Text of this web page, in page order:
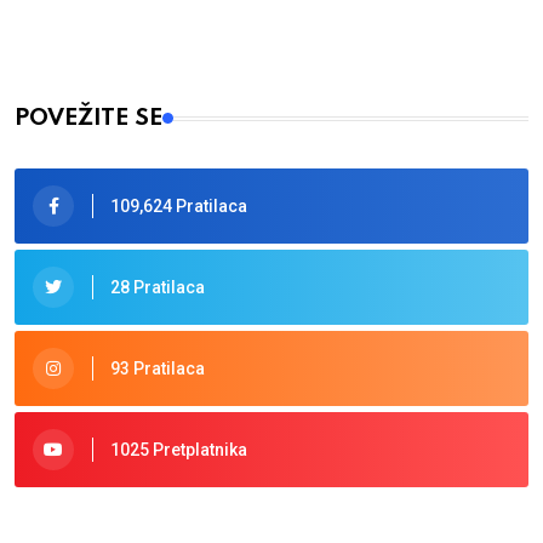
POVEŽITE SE
109,624 Pratilaca
28 Pratilaca
93 Pratilaca
1025 Pretplatnika